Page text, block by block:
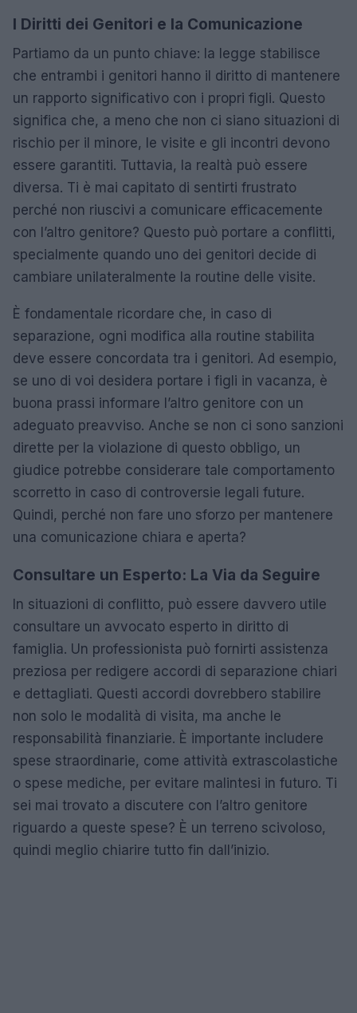
I Diritti dei Genitori e la Comunicazione
Partiamo da un punto chiave: la legge stabilisce
che entrambi i genitori hanno il diritto di mantenere
un rapporto significativo con i propri figli. Questo
significa che, a meno che non ci siano situazioni di
rischio per il minore, le visite e gli incontri devono
essere garantiti. Tuttavia, la realtà può essere
diversa. Ti è mai capitato di sentirti frustrato
perché non riuscivi a comunicare efficacemente
con l’altro genitore? Questo può portare a conflitti,
specialmente quando uno dei genitori decide di
cambiare unilateralmente la routine delle visite.
È fondamentale ricordare che, in caso di
separazione, ogni modifica alla routine stabilita
deve essere concordata tra i genitori. Ad esempio,
se uno di voi desidera portare i figli in vacanza, è
buona prassi informare l’altro genitore con un
adeguato preavviso. Anche se non ci sono sanzioni
dirette per la violazione di questo obbligo, un
giudice potrebbe considerare tale comportamento
scorretto in caso di controversie legali future.
Quindi, perché non fare uno sforzo per mantenere
una comunicazione chiara e aperta?
Consultare un Esperto: La Via da Seguire
In situazioni di conflitto, può essere davvero utile
consultare un avvocato esperto in diritto di
famiglia. Un professionista può fornirti assistenza
preziosa per redigere accordi di separazione chiari
e dettagliati. Questi accordi dovrebbero stabilire
non solo le modalità di visita, ma anche le
responsabilità finanziarie. È importante includere
spese straordinarie, come attività extrascolastiche
o spese mediche, per evitare malintesi in futuro. Ti
sei mai trovato a discutere con l’altro genitore
riguardo a queste spese? È un terreno scivoloso,
quindi meglio chiarire tutto fin dall’inizio.